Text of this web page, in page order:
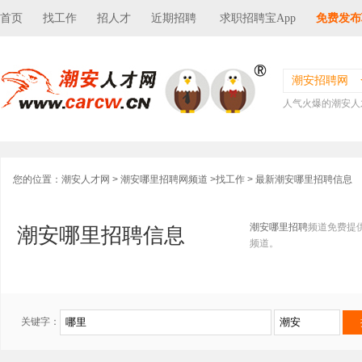
首页 找工作 招人才 近期招聘 求职招聘宝App 免费发
潮安招聘网
人气火爆的潮安
您的位置： 潮安人才网 > 潮安哪里招聘网频道 >找工作 > 最新潮安哪里招聘信息
潮安哪里招聘信息 潮安哪里招聘频道免费提
频道。
关键字：